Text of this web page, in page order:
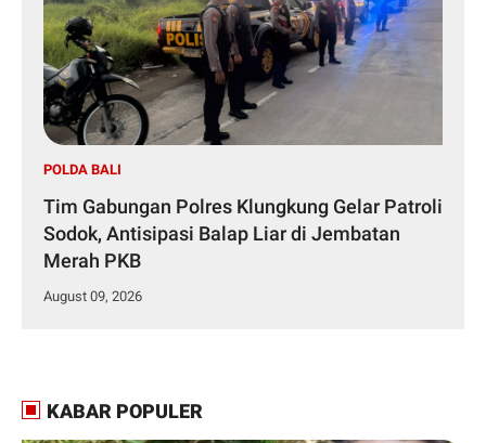
POLDA BALI
Tim Gabungan Polres Klungkung Gelar Patroli
Sodok, Antisipasi Balap Liar di Jembatan
Merah PKB
August 09, 2026
KABAR POPULER